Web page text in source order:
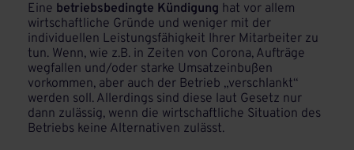
Eine betriebsbedingte Kündigung hat vor allem
wirtschaftliche Gründe und weniger mit der
individuellen Leistungsfähigkeit Ihrer Mitarbeiter zu
tun. Wenn, wie z.B. in Zeiten von Corona, Aufträge
wegfallen und/oder starke Umsatzeinbußen
vorkommen, aber auch der Betrieb „verschlankt“
werden soll. Allerdings sind diese laut Gesetz nur
dann zulässig, wenn die wirtschaftliche Situation des
Betriebs keine Alternativen zulässt.